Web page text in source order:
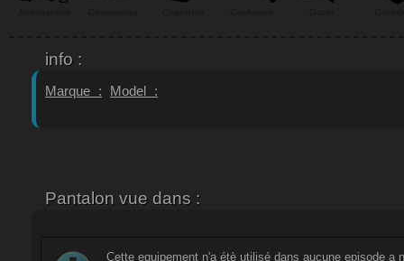
info :
Marque : Model :
Pantalon vue dans :
Cette equipement n'a étè utilisé dans aucune episode a